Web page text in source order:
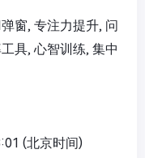
窗, 专注力提升, 问
具, 心智训练, 集中
(北京时间)